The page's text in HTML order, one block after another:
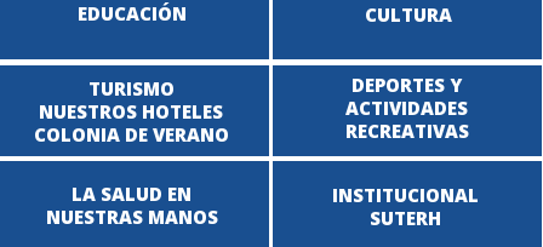
EDUCACIÓN CULTURA
TURISMO
NUESTROS HOTELES
COLONIA DE VERANO
DEPORTES Y
ACTIVIDADES
RECREATIVAS
LA SALUD EN
NUESTRAS MANOS
INSTITUCIONAL
SUTERH